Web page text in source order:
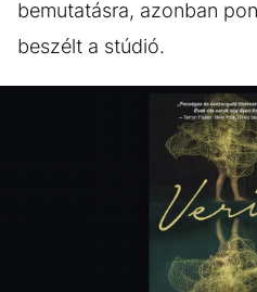
bemutatásra, azonban
beszélt a stúdió.